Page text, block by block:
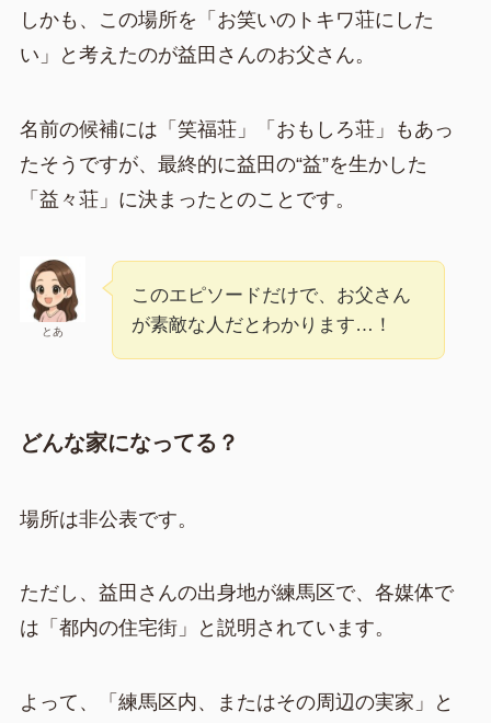
しかも、この場所を「お笑いのトキワ荘にした
い」と考えたのが益田さんのお父さん。
名前の候補には「笑福荘」「おもしろ荘」もあっ
たそうですが、最終的に益田の“益”を生かした
「益々荘」に決まったとのことです。
とあ
このエピソードだけで、お父さん
が素敵な人だとわかります…！
どんな家になってる？
場所は非公表です。
ただし、益田さんの出身地が練馬区で、各媒体で
は「都内の住宅街」と説明されています。
よって、「練馬区内、またはその周辺の実家」と